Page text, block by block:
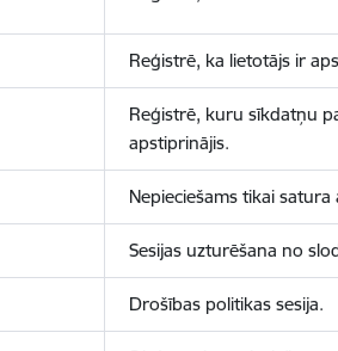
Reģistrē, ka lietotājs ir
Reģistrē, kuru sīkdatņu
apstiprinājis.
Nepieciešams tikai
Sesijas uzturēšana no
Drošības politikas sesija.